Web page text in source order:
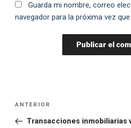
Guarda mi nombre, correo
navegador para la próxima vez
ANTERIOR
Transacciones inmobiliarias